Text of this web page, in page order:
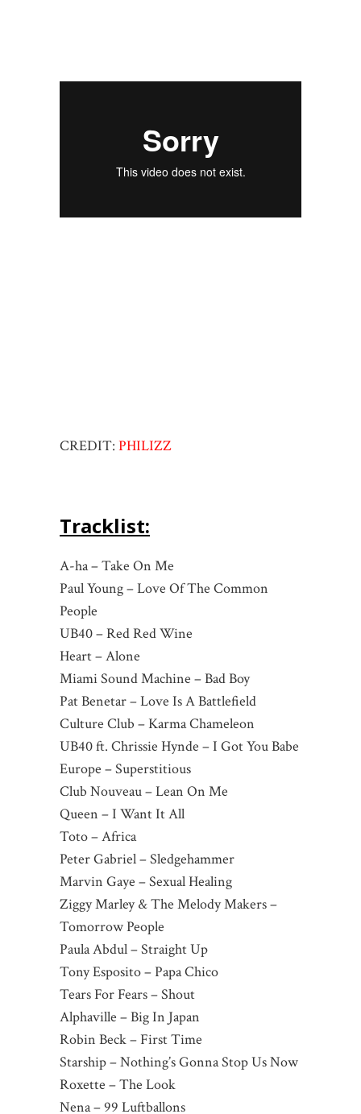
CREDIT: PHILIZZ
Tracklist:
A-ha – Take On Me
Paul Young – Love Of The Common
People
UB40 – Red Red Wine
Heart – Alone
Miami Sound Machine – Bad Boy
Pat Benetar – Love Is A Battlefield
Culture Club – Karma Chameleon
UB40 ft. Chrissie Hynde – I Got You Babe
Europe – Superstitious
Club Nouveau – Lean On Me
Queen – I Want It All
Toto – Africa
Peter Gabriel – Sledgehammer
Marvin Gaye – Sexual Healing
Ziggy Marley & The Melody Makers –
Tomorrow People
Paula Abdul – Straight Up
Tony Esposito – Papa Chico
Tears For Fears – Shout
Alphaville – Big In Japan
Robin Beck – First Time
Starship – Nothing’s Gonna Stop Us Now
Roxette – The Look
Nena – 99 Luftballons